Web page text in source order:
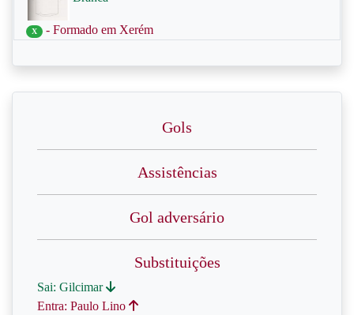
X - Formado em Xerém
Gols
Assistências
Gol adversário
Substituições
Sai: Gilcimar
Entra: Paulo Lino